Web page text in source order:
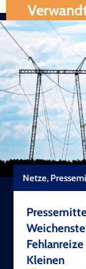
Netze,
Kleinen